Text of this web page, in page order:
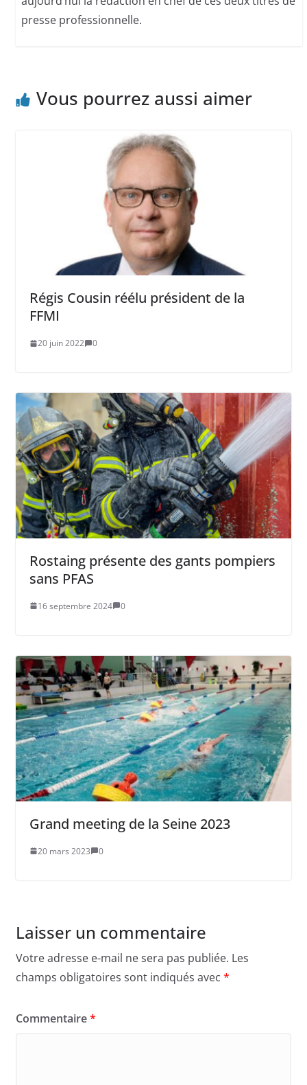
presse professionnelle.
Vous pourrez aussi aimer
Régis Cousin réélu président de la
FFMI
20 juin 2022 0
Rostaing présente des gants pompiers
sans PFAS
16 septembre 2024 0
Grand meeting de la Seine 2023
20 mars 2023 0
Laisser un commentaire
Votre adresse e-mail ne sera pas publiée. Les
champs obligatoires sont indiqués avec *
Commentaire*